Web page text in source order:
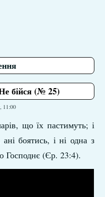
бійся (№ 25)
11:00
що їх пастимуть; і
боятись, і ні одна з
Господнє (Єр. 23:4).